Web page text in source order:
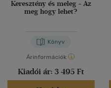
Keresztény és meleg - Az
meg hogy lehet?
Könyv
Árinformációk
Kiadói ár: 3 495 Ft